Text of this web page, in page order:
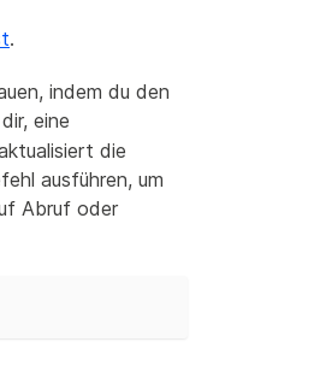
.
indem du den
eine
die
ausführen, um
Abruf oder